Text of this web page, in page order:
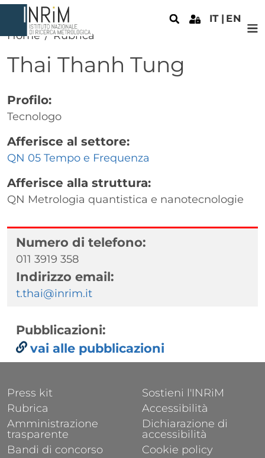
Salta al contenuto principale
IT EN
Home Rubrica
Thai Thanh Tung
Profilo:
Tecnologo
Afferisce al settore:
QN 05 Tempo e Frequenza
Afferisce alla struttura:
QN Metrologia quantistica e nanotecnologie
Numero di telefono:
011 3919 358
Indirizzo email:
t.thai@inrim.it
Pubblicazioni:
vai alle pubblicazioni
FOOTER 1
Press kit
Rubrica
Amministrazione
trasparente
Bandi di concorso
FOOTER 2
Sostieni l'INRiM
Accessibilità
Dichiarazione di
accessibilità
Cookie policy